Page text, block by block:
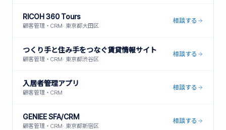
RICOH 360 Tours
顧客管理・CRM· 東京都大田区
相談する
つくり手と住み手をつなぐ賃貸情報サイト
顧客管理・CRM· 東京都渋谷区
相談する
入居者管理アプリ
顧客管理・CRM
相談する
GENIEE SFA/CRM
顧客管理・CRM· 東京都新宿区
相談する